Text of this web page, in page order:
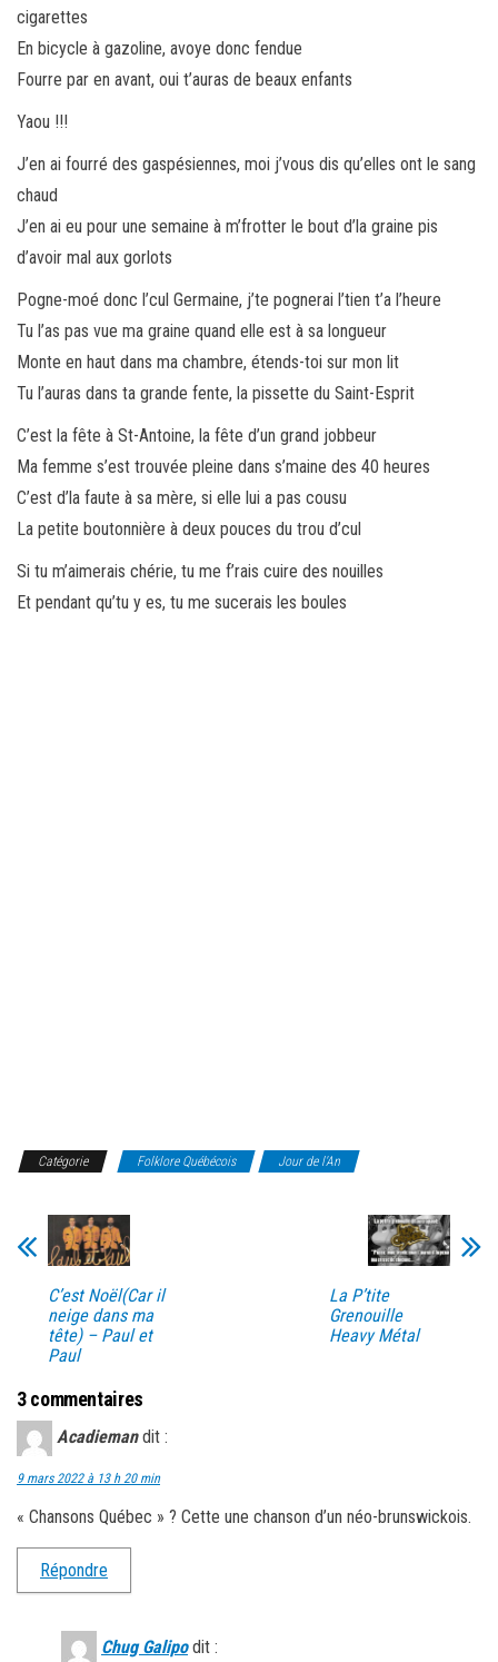
cigarettes
En bicycle à gazoline, avoye donc fendue
Fourre par en avant, oui t’auras de beaux enfants
Yaou !!!
J’en ai fourré des gaspésiennes, moi j’vous dis qu’elles ont le sang
chaud
J’en ai eu pour une semaine à m’frotter le bout d’la graine pis
d’avoir mal aux gorlots
Pogne-moé donc l’cul Germaine, j’te pognerai l’tien t’a l’heure
Tu l’as pas vue ma graine quand elle est à sa longueur
Monte en haut dans ma chambre, étends-toi sur mon lit
Tu l’auras dans ta grande fente, la pissette du Saint-Esprit
C’est la fête à St-Antoine, la fête d’un grand jobbeur
Ma femme s’est trouvée pleine dans s’maine des 40 heures
C’est d’la faute à sa mère, si elle lui a pas cousu
La petite boutonnière à deux pouces du trou d’cul
Si tu m’aimerais chérie, tu me f’rais cuire des nouilles
Et pendant qu’tu y es, tu me sucerais les boules
Catégorie Folklore Québécois Jour de l'An
C’est Noël(Car il
neige dans ma
tête) – Paul et
Paul
La P’tite
Grenouille
Heavy Métal
3 commentaires
Acadieman dit :
9 mars 2022 à 13 h 20 min
« Chansons Québec » ? Cette une chanson d’un néo-brunswickois.
Répondre
Chug Galipo dit :